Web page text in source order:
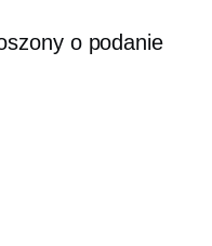
o podanie